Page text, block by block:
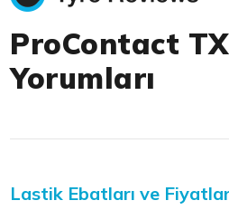
ProContact
Yorumları
Lastik Ebatları ve